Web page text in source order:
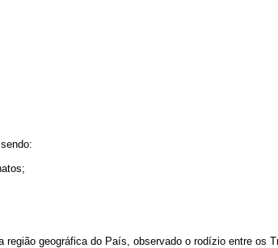
geográfica do País, observado o rodízio entre os